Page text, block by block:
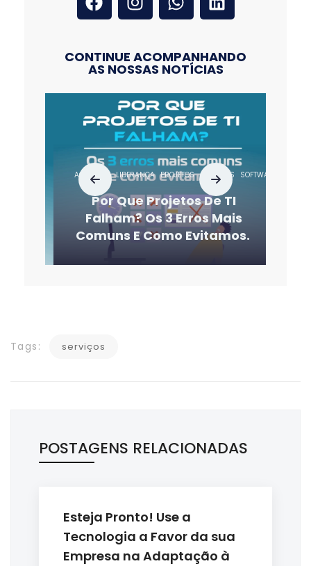
CONTINUE ACOMPANHANDO
AS NOSSAS NOTÍCIAS
AGILIDADE LIDERANÇA PROJETOS SERVIÇOS SOFTWARE
Por Que Projetos De TI
Falham? Os 3 Erros Mais
Comuns E Como Evitamos.
Tags: serviços
POSTAGENS RELACIONADAS
Esteja Pronto! Use a
Tecnologia a Favor da sua
Empresa na Adaptação à